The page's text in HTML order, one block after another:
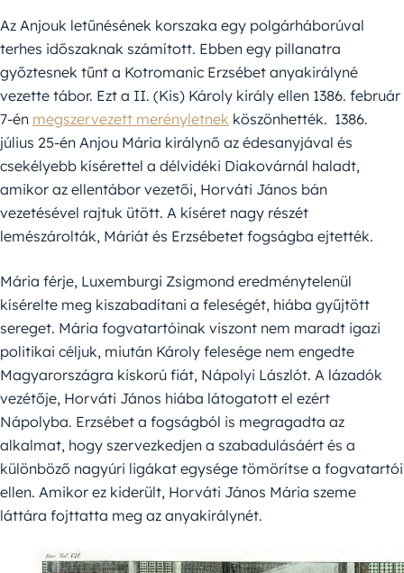
Az Anjouk letűnésének korszaka egy polgárháborúval
terhes időszaknak számított. Ebben egy pillanatra
győztesnek tűnt a Kotromanic Erzsébet anyakirályné
vezette tábor. Ezt a II. (Kis) Károly király ellen 1386. február
7-én megszervezett merényletnek köszönhették. 1386.
július 25-én Anjou Mária királynő az édesanyjával és
csekélyebb kísérettel a délvidéki Diakovárnál haladt,
amikor az ellentábor vezetői, Horváti János bán
vezetésével rajtuk ütött. A kíséret nagy részét
lemészárolták, Máriát és Erzsébetet fogságba ejtették.
Mária férje, Luxemburgi Zsigmond eredménytelenül
kísérelte meg kiszabadítani a feleségét, hiába gyűjtött
sereget. Mária fogvatartóinak viszont nem maradt igazi
politikai céljuk, miután Károly felesége nem engedte
Magyarországra kiskorú fiát, Nápolyi Lászlót. A lázadók
vezétője, Horváti János hiába látogatott el ezért
Nápolyba. Erzsébet a fogságból is megragadta az
alkalmat, hogy szervezkedjen a szabadulásáért és a
különböző nagyúri ligákat egysége tömörítse a fogvatartói
ellen. Amikor ez kiderült, Horváti János Mária szeme
láttára fojttatta meg az anyakirálynét.